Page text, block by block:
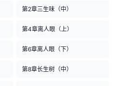
第2章三生味（中）
第4章离人眼（上）
第6章离人眼（下）
第8章长生树（中）